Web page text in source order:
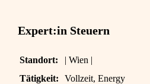
Expert:in Steuern
Standort: | Wien |
Tätigkeit:
Vollzeit, Energy